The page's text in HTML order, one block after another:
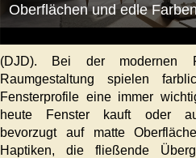
Oberflächen und edle
(DJD). Bei der modernen
Raumgestaltung spielen
Fensterprofile eine immer
heute Fenster kauft oder
bevorzugt auf matte
Haptiken, die fließende